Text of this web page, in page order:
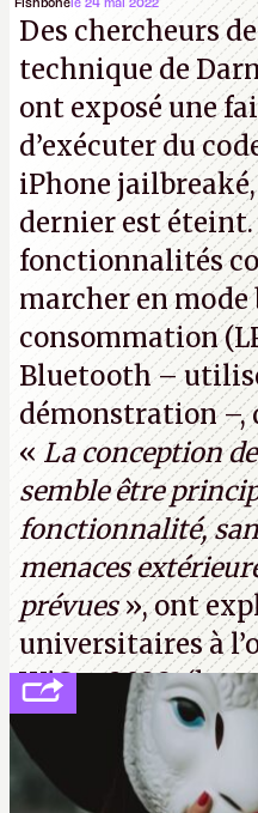
Des chercheurs
technique de
ont exposé une
d’exécuter du
iPhone
dernier est
fonctionnalités
marcher en mode
consommation
Bluetooth –
démonstration –,
« La conception
semble être
fonctionnalité,
menaces
prévues», ont
universitaires à
WiSec 2022. (
(PDF) - Crédit
Lastovich)